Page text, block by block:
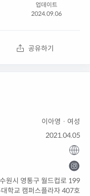
업데이트
2024.09.06
공유하기
이아영 · 여성
2021.04.05
원시 영통구 월드컵로 199
학교 캠퍼스플라자 407호